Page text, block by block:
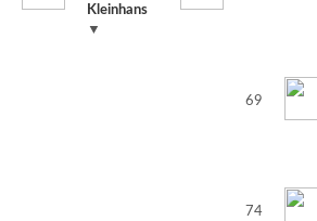
Kleinhans
▼
69
74